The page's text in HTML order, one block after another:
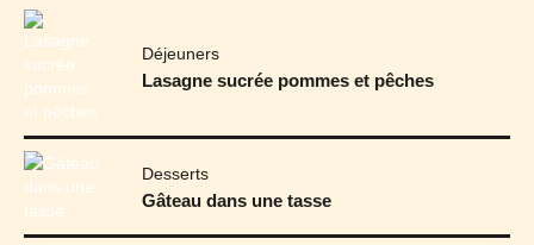
Déjeuners
Lasagne sucrée pommes et pêches
Desserts
Gâteau dans une tasse